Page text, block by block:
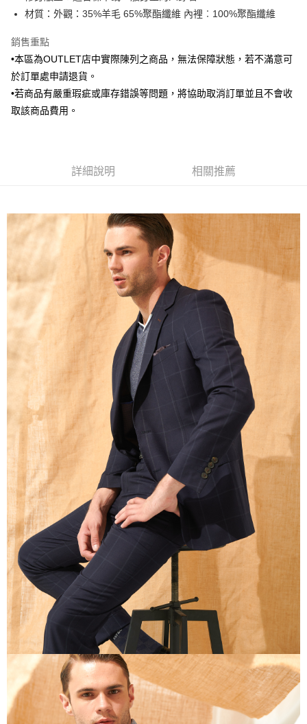
國泰世華商業銀行
兆豐國際商業銀行
匯豐（台灣）商業銀行
聯邦商業銀行
遠東國際商業銀行
元大商業銀行
台新國際商業銀行
中國信託商業銀行
台灣樂天信用卡公司
華南商業銀行
彰化商業銀行
上海商業儲蓄銀行
台北富邦商業銀行
臺灣中小企業銀行
匯豐（台灣）商業銀行
華泰商業銀行
聯邦商業銀行
元大商業銀行
永豐商業銀行
玉山商業銀行
Apple Pay
街口支付
悠遊付
Google Pay
【關於「AFTEE先享後付」】
１．簡單：不需註冊會員、不需綁卡、不需儲值。
２．便利：只要手機號碼，簡訊認證，即可結帳。
３．安心：先確認商品／服務後，再付款。
【「AFTEE先享後付」結帳流程】
１．於結帳方式選擇「AFTEE先享後付」後，將跳轉至「AFTEE先享後付」
結帳頁面，進行簡訊認證並確認金額後，即可完成結帳。
２．訂單成立數日內，您將收到繳費通知簡訊。
３．收到繳費通知簡訊後14天內，點擊此簡訊中的連結，可透過四大超商／
ATM／網路銀行／等多元方式進行付款，方視為交易完成。
※ 請注意：結帳手續完成當下不需立刻繳費，但若您需要取消訂單，請聯絡
購買商品的店家。未經商家同意取消之訂單仍視為有效，需透過AFTEE先享
後付繳納相關費用。
※ 交易是否成功請以「AFTEE先享後付 」之結帳頁面顯示為準，若有關於
是否繳費成功／繳費後需取消欲退款等相關疑問，請聯繫「AFTEE先享後付
客戶支援中心」
https://netprotections.freshdesk.com/support/home
【注意事項】
１．透過由恩沛科技股份有限公司提供之「AFTEE先享後付」服務完成之交
易，需依本服務之必要範圍內提供個人資料，並將交易相關給付款項請求債
權轉讓予恩沛科技股份有限公司。
２．關於個人資料處理事宜，請瀏覽以下網址：
https://aftee.tw/terms/#terms3
３．未成年的使用者請事先徵得法定代理人或監護人之同意方可使用
「AFTEE先享後付」，若未經同意申辦者引起之損失，本公司不負相關責
任。
４．使用「AFTEE先享後付」時，將依據個別帳號之用戶狀況，依本公司即
時審查核予不同之上限額度；若仍有額度不足之情形，本公司將視審查結果
請求用戶進行身份認證。
５．嚴禁一人註冊多個帳號或使用他人資訊註冊。若發現惡意使用之情形，
恩沛科技股份有限公司將有權停止該用戶之使用額度並採取法律行動。
運送方式
新竹物流宅配
每筆NT$120，滿NT$3,000(含以上)免運費
新竹物流離島宅配
每筆NT$350，滿NT$3,500(含以上)免運費
LINEX 宇迅國際
材質：外觀：35%羊毛 65%聚酯纖維 內裡︰100%聚酯纖維
銷售重點
•本區為OUTLET店中實際陳列之商品，無法保障狀態，若不滿意可
於訂單處申請退貨。
•若商品有嚴重瑕疵或庫存錯誤等問題，將協助取消訂單並且不會收
取該商品費用。
詳細說明 相關推薦